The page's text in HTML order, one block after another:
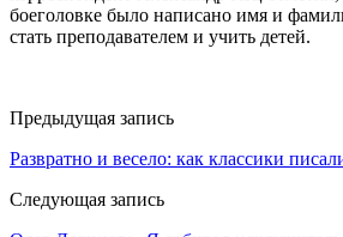
боеголовке было написано имя и
стать преподавателем и учить детей.
Предыдущая запись
Развратно и весело: как классики
Следующая запись